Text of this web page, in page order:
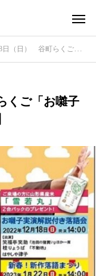
らくご「お囃子実演解説付き落語会」【大阪】
くご「お囃子